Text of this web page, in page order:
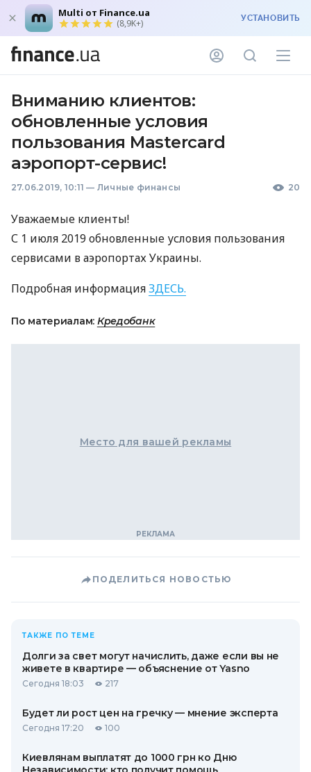
Multi от Finance.ua
(8,9K+) УСТАНОВИТЬ
Вниманию клиентов:
обновленные условия
пользования Mastercard
аэропорт-сервис!
27.06.2019, 10:11 — Личные финансы 20
Уважаемые клиенты!
С 1 июля 2019 обновленные условия пользования
сервисами в аэропортах Украины.
Подробная информацияЗДЕСЬ.
По материалам: Кредобанк
Место для вашей рекламы
ПОДЕЛИТЬСЯ НОВОСТЬЮ
ТАКЖЕ ПО ТЕМЕ
Долги за свет могут начислить, даже если вы не
живете в квартире — объяснение от Yasno
Сегодня 18:03 217
Будет ли рост цен на гречку — мнение эксперта
Сегодня 17:20 100
Киевлянам выплатят до 1000 грн ко Дню